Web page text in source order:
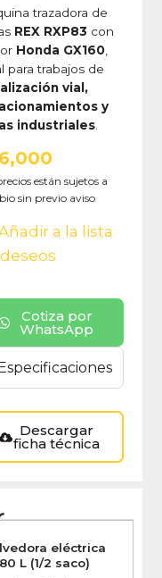
trazadora de
REX RXP83 con
Honda GX160
para trabajos de
vial,
y
industriales.
están sujetos a
sin previo aviso
a la lista
Cotiza por
WhatsApp
Descargar
ficha técnica
eléctrica
L (1/2 saco)